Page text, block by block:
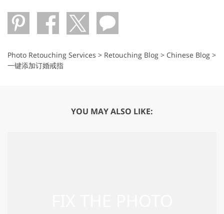
Photo Retouching Services > Retouching Blog > Chinese Blog >
一键添加订婚戒指
YOU MAY ALSO LIKE: